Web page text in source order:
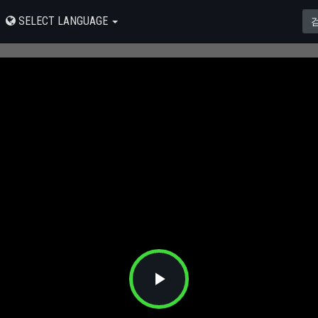
SELECT LANGUAGE
Play